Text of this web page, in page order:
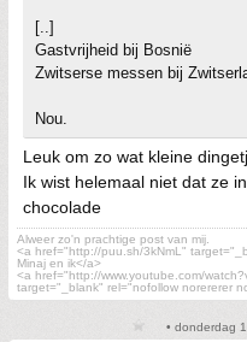
[..]
Gastvrijheid bij Bosnië
Zwitserse messen bij
Nou.
Leuk om zo wat kleine
Ik wist helemaal niet dat ze
chocolade
Alweer zo'n prachtige post van mij.
<a href="http://puu.sh/3kNmL"
Minaj en ik</a>
<a href="http://www.youtube.com/
target="_blank" rel="nofollow norererer
• donderdag